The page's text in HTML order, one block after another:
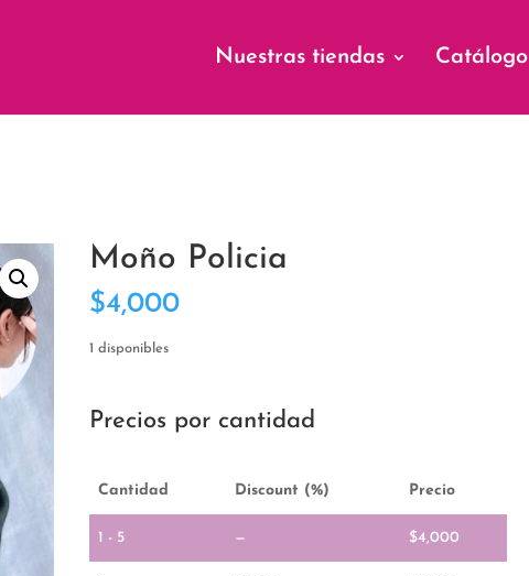
Nuestras tiendas Catálogo
Moño Policia
$4,000
1 disponibles
Precios por cantidad
Cantidad Discount (%) Precio
1 - 5 — $4,000